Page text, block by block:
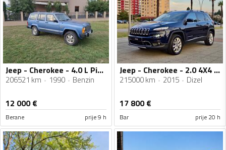
Jeep - Cherokee - 4.0 L Pioneer
206521 km 1990 Benzin
12 000€
Berane prije 9 h
Jeep - Cherokee - 2.0 4X4 Limited
215000 km 2015 Dizel
17 800€
Bar prije 20 h